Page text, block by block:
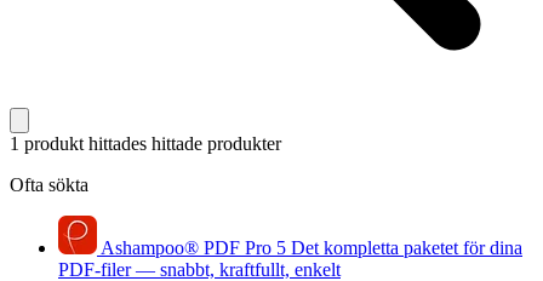
1 produkt hittades hittade produkter
Ofta sökta
Ashampoo® PDF Pro 5 Det kompletta paketet för dina
PDF-filer — snabbt, kraftfullt, enkelt